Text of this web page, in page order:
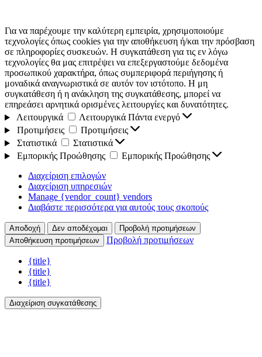
Για να παρέχουμε την καλύτερη εμπειρία, χρησιμοποιούμε
τεχνολογίες όπως cookies για την αποθήκευση ή/και την πρόσβαση
σε πληροφορίες συσκευών. Η συγκατάθεση για τις εν λόγω
τεχνολογίες θα μας επιτρέψει να επεξεργαστούμε δεδομένα
προσωπικού χαρακτήρα, όπως συμπεριφορά περιήγησης ή
μοναδικά αναγνωριστικά σε αυτόν τον ιστότοπο. Η μη
συγκατάθεση ή η ανάκληση της συγκατάθεσης, μπορεί να
επηρεάσει αρνητικά ορισμένες λειτουργίες και δυνατότητες.
Λειτουργικά
Λειτουργικά Πάντα ενεργό
Προτιμήσεις
Προτιμήσεις
Στατιστικά
Στατιστικά
Εμπορικής Προώθησης
Εμπορικής Προώθησης
Διαχείριση επιλογών
Διαχείριση υπηρεσιών
Manage {vendor_count} vendors
Διαβάστε περισσότερα για αυτούς τους σκοπούς
Αποδοχή Δεν αποδέχομαι
Προβολή προτιμήσεων
Αποθήκευση προτιμήσεων
Προβολή προτιμήσεων
{title}
{title}
{title}
Διαχείριση συγκατάθεσης